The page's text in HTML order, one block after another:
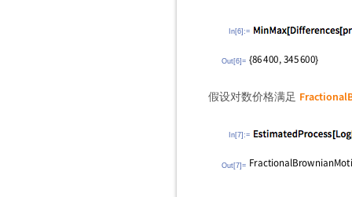
In[6]:=
Out[6]=
假设对数价格满足
In[7]:=
Out[7]=